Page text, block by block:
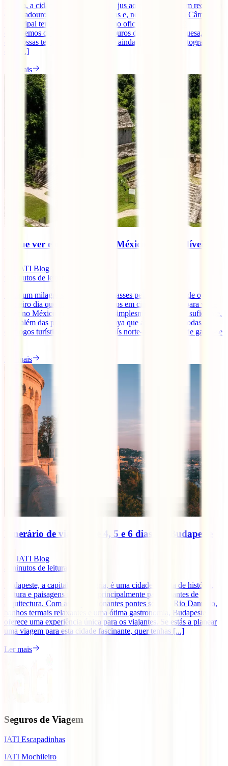
Lisboa, a cidade das 7 Colinas, faz jus ao nome e está bem recheada
de miradouros com vistas fantásticas e, neste momento, a Câmara
Municipal tem 19 deles eleitos como oficiais. E destes 19
escolhemos os 10 melhores Miradouros da capital portuguesa, para
que possas ter as melhores vistas, e ainda, tirar aquelas fotografias
que [...]
Ler mais
O que ver e o que fazer no México: 9 imperdíveis
IATI Blog
minutos de leitura
Seria um milagre se não te apaixonasses pelo México desde o
primeiro dia que lhe colocas os olhos em cima. Há tanto para ver e
fazer no México que uma viagem simplesmente não seria suficiente.
Para além das praias da Riviera Maya que aparecem em todas os
catálogos turísticos, este enorme país norte-americano pode gabar-se
Ler mais
Itinerário de viagem de 4, 5 e 6 dias em Budapeste
IATI Blog
minutos de leitura
Budapeste, a capital da Hungria, é uma cidade repleta de história,
cultura e paisagens incríveis, principalmente para amantes de
arquitectura. Com as impressionantes pontes sobre o Rio Danúbio,
banhos termais relaxantes e uma ótima gastronomia, Budapeste
oferece uma experiência única para os viajantes. Se estás a planear
uma viagem para esta cidade fascinante, quer tenhas [...]
Ler mais
Seguros de Viagem
IATI Escapadinhas
IATI Mochileiro